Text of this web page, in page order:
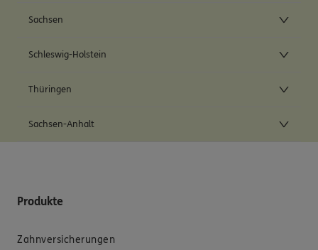
Sachsen
Schleswig-Holstein
Thüringen
Sachsen-Anhalt
Produkte
Zahnversicherungen